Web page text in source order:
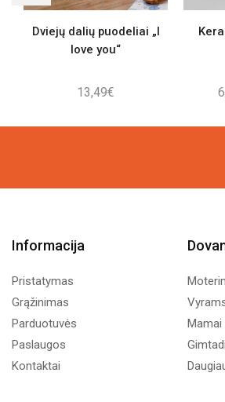
Dviejų dalių puodeliai „I
love you“
13,49€
Informacija
Pristatymas
Grąžinimas
Parduotuvės
Paslaugos
Kontaktai
Mamai